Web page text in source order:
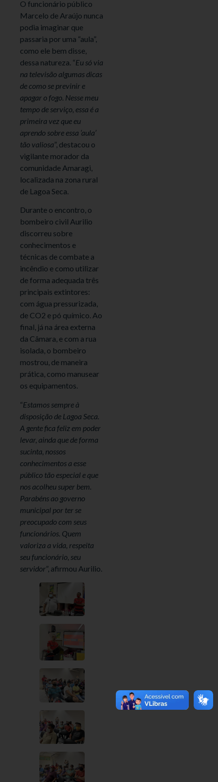
O funcionário público
Marcelo de Araújo nunca
podia imaginar que
passaria por uma “aula”,
como ele bem disse,
dessa natureza. “Eu só via
na televisão algumas dicas
de como se previnir e
apagar o fogo. Nesse meu
tempo de serviço, essa é a
primeira vez que eu
aprendo sobre essa ‘aula’
tão valiosa”, destacou o
vigilante morador da
comunidade Amaragi,
localizada na zona rural
de Lagoa Seca.
Durante o encontro, o
bombeiro civil Aurilio
discorreu sobre
conhecimentos e
técnicas de combate a
incêndio e como utilizar
de forma adequada três
principais extintores:
com água pressurizada,
de CO2 e pó químico. Ao
final, já na área externa
da Câmara, e com a rua
isolada, o bombeiro
mostrou, de maneira
prática, como manusear
os equipamentos.
“Estamos sempre à
disposição de Lagoa Seca.
A gente fica feliz em poder
levar, ainda que de forma
sucinta, nossos
conhecimentos a esse
público tão especial e que
nos acolheu super bem.
Parabéns ao governo
municipal por ter se
preocupado com seus
funcionários. Quem
valoriza a vida, respeita
seu funcionário, seu
servidor”, afirmou Aurilio.